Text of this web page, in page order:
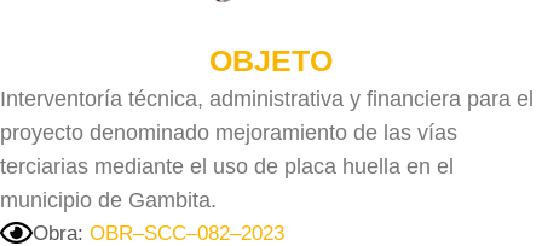
OBJETO
Interventoría técnica, administrativa y financiera para el
proyecto denominado mejoramiento de las vías
terciarias mediante el uso de placa huella en el
municipio de Gambita.
Obra: OBR–SCC–082–2023